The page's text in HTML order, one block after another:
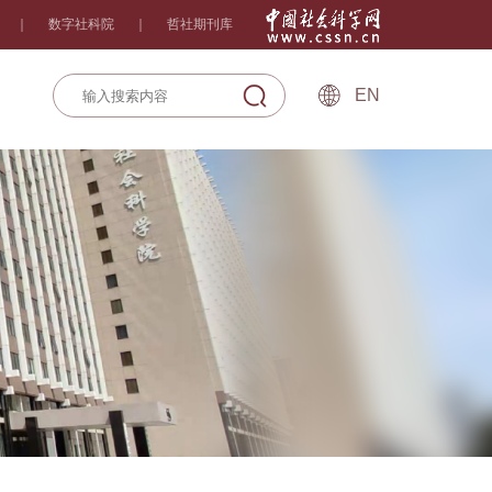
数字社科院 哲社期刊库
EN